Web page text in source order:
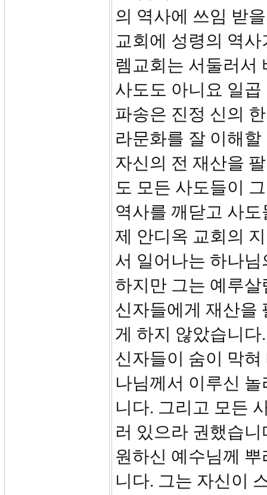
의 역사에 쓰임 받
교회에 성령의 역
렘교회는 서둘러서
사도도 아니요 일
파송은 진정 신의
라문화를 잘 이해
자신의 전 재산을
도 모든 사도들이
역사를 깨닫고 사
제 안디옥 교회의
서 일어나는 하나
하지만 그는 예루
신자들에게 재산을
게 하지 않았습니
신자들이 숨이 막
나님께서 이루신
니다. 그리고 모든
러 있으라 권했습
원하신 예수님께
니다. 그는 자신이